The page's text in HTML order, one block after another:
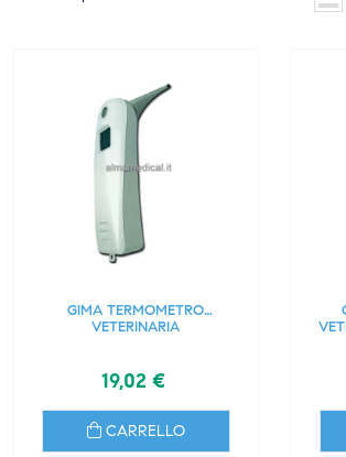
GIMA TERMOMETRO
VETERINARIA
19,02 €
CARRELLO